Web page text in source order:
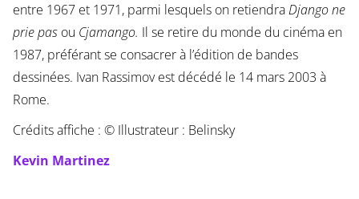
entre 1967 et 1971, parmi lesquels on retiendraDjango ne
prie pasou Cjamango. Il se retire du monde du cinéma en
1987, préférant se consacrer à l’édition de bandes
dessinées. Ivan Rassimov est décédé le 14 mars 2003 à
Rome.
Crédits affiche : © Illustrateur : Belinsky
Kevin Martinez